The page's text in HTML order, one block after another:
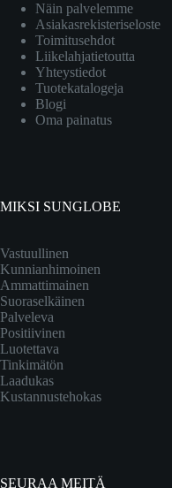
Näin palvelemme
Asiakasrekisteriseloste
Toimitusehdot
Liikelahjatietoutta
Yhteystiedot
Tuotekatalogeja
Blogi
Oma painatus
MIKSI SUNGLOBE
Vastuullinen
Kunnianhimoinen
Ammattimainen
Suoraselkäinen
Palveleva
Positiivinen
Luotettava
Tinkimätön
Laadukas
Kustannustehokas
SEURAA MEITÄ